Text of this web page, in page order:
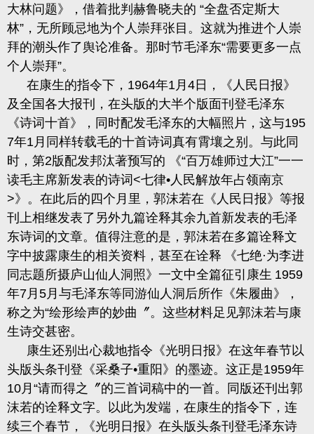
大林问题》，借着批判赫鲁晓夫的 “全盘否定斯大
林”，无所顾忌地为个人崇拜张目。这就为推进个人崇
拜的潮头作了舆论准备。那时节毛泽东“需要更多一点
个人崇拜”。
在康生的指令下， 1964年1月 4 日，《人民日报》
及全国各大报刊，在头版的大半个版面刊登毛泽东
《诗词十首》，同时配发毛泽东的大幅照片，这与195
7年1月同样转载毛的十首诗词真有霄壤之别。 与此同
时，第2版配发邦汰著预写的 《“百万雄师过大江”一一
读毛主席新发表的诗词 <七律•人民解放年占领南京
>》。在此后的四个月里，郭沫若在《人民日报》等报
刊上相继发表了另外九篇诠释其余九首新发表的毛泽
东诗词的文章。值得注意的是，郭沫若在多篇诠释文
字中披露康生的相关资料， 甚至在诠释 《七绝·为李进
同志题所摄庐山仙人洞照》一文中全篇征引康生 1959
年7月 5月与毛泽东等同游仙人洞后所作《朱履曲》，
称之为“绘形绘声的妙曲〞。这些材料足见郭沫若与康
生诗交甚密。
康生还别出心裁地指令《光明日报》在这年春节以
头版头条刊登《采桑子•重阳》的墨迹。这正是1959年
10月“请而得之〞的三首词稿中的一首。同版还刊出郭
沫若的诠释文字。以此为发端，在康生的指令下，连
续三个春节，《光明日报》在头版头条刊登毛泽东诗